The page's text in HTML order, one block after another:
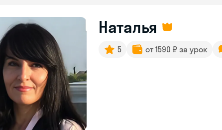
Наталья
5 от 1590 ₽ за урок